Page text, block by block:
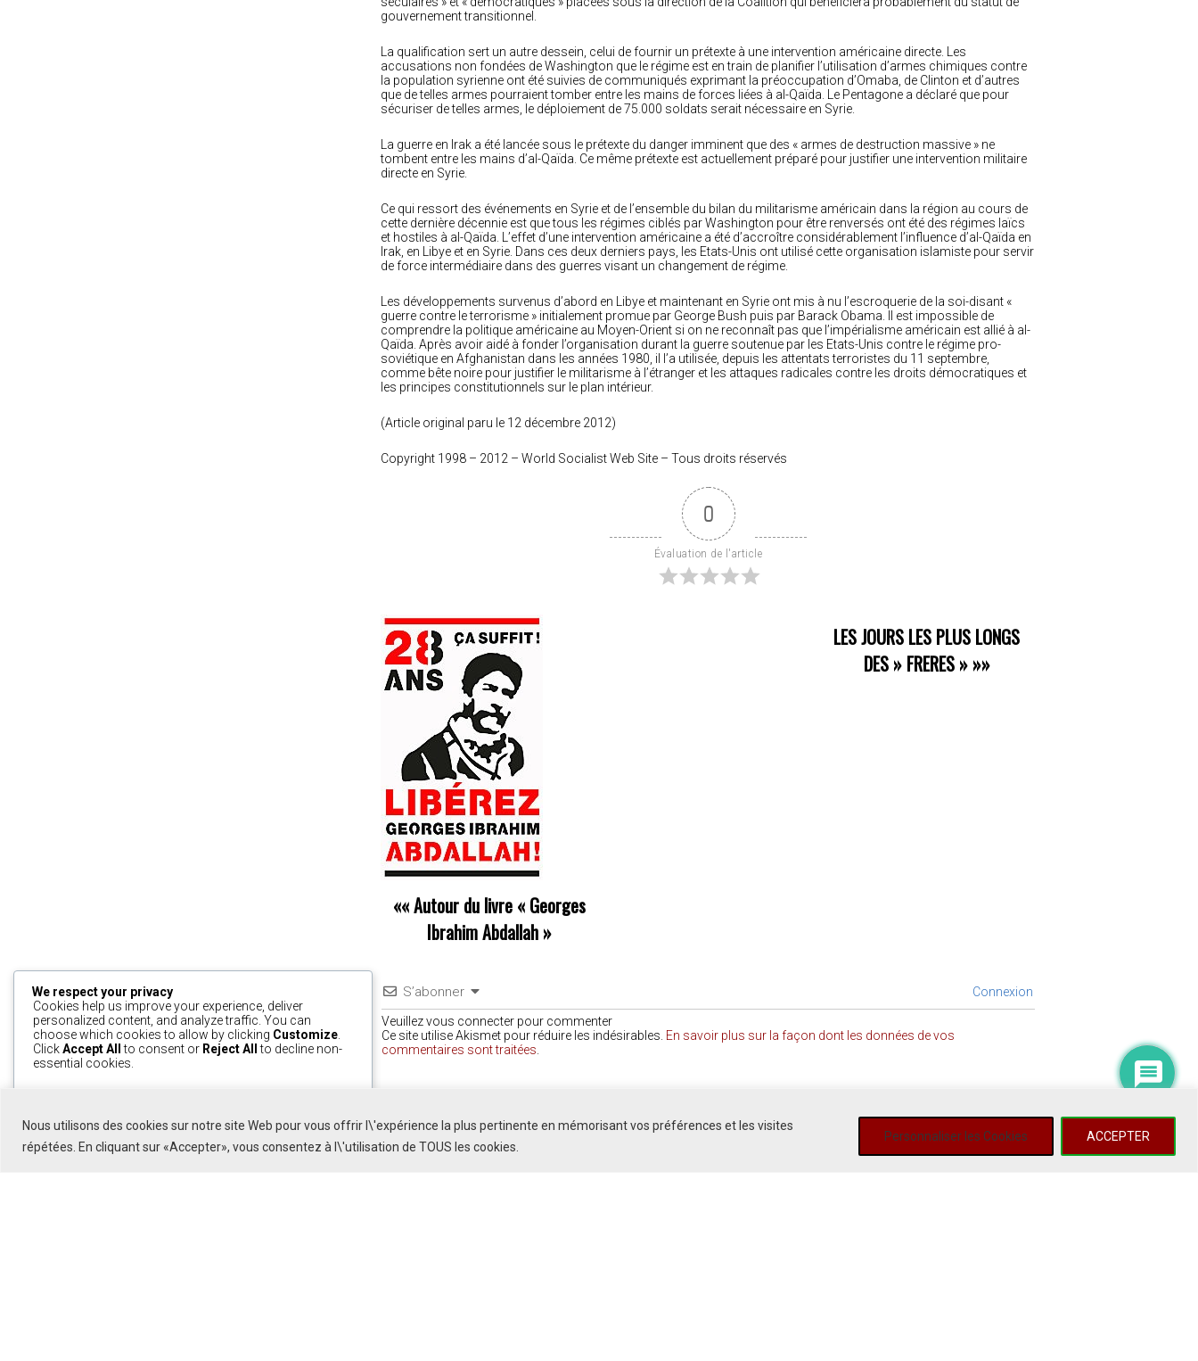
Nous utilisons des cookies sur notre site Web pour vous offrir l\'expérience la plus pertinente en mémorisant vos préférences et les visites
répétées. En cliquant sur «Accepter», vous consentez à l\'utilisation de TOUS les cookies.
Personnaliser les Cookies ACCEPTER
gouvernement transitionnel.
La qualification sert un autre dessein, celui de fournir un prétexte à une intervention américaine directe. Les
accusations non fondées de Washington que le régime est en train de planifier l’utilisation d’armes chimiques contre
la population syrienne ont été suivies de communiqués exprimant la préoccupation d’Omaba, de Clinton et d’autres
que de telles armes pourraient tomber entre les mains de forces liées à al-Qaïda. Le Pentagone a déclaré que pour
sécuriser de telles armes, le déploiement de 75.000 soldats serait nécessaire en Syrie.
La guerre en Irak a été lancée sous le prétexte du danger imminent que des « armes de destruction massive » ne
tombent entre les mains d’al-Qaïda. Ce même prétexte est actuellement préparé pour justifier une intervention militaire
directe en Syrie.
Ce qui ressort des événements en Syrie et de l’ensemble du bilan du militarisme américain dans la région au cours de
cette dernière décennie est que tous les régimes ciblés par Washington pour être renversés ont été des régimes laïcs
et hostiles à al-Qaïda. L’effet d’une intervention américaine a été d’accroître considérablement l’influence d’al-Qaïda en
Irak, en Libye et en Syrie. Dans ces deux derniers pays, les Etats-Unis ont utilisé cette organisation islamiste pour servir
de force intermédiaire dans des guerres visant un changement de régime.
Les développements survenus d’abord en Libye et maintenant en Syrie ont mis à nu l’escroquerie de la soi-disant «
guerre contre le terrorisme » initialement promue par George Bush puis par Barack Obama. Il est impossible de
comprendre la politique américaine au Moyen-Orient si on ne reconnaît pas que l’impérialisme américain est allié à al-
Qaïda. Après avoir aidé à fonder l’organisation durant la guerre soutenue par les Etats-Unis contre le régime pro-
soviétique en Afghanistan dans les années 1980, il l’a utilisée, depuis les attentats terroristes du 11 septembre,
comme bête noire pour justifier le militarisme à l’étranger et les attaques radicales contre les droits démocratiques et
les principes constitutionnels sur le plan intérieur.
(Article original paru le 12 décembre 2012)
Copyright 1998 – 2012 – World Socialist Web Site – Tous droits réservés
0
Évaluation de l'article
««Autour du livre « Georges
Ibrahim Abdallah »
LES JOURS LES PLUS LONGS
DES » FRERES »»»
S’abonner Connexion
Veuillez vous connecter pour commenter
Ce site utilise Akismet pour réduire les indésirables. En savoir plus sur la façon dont les données de vos
commentaires sont traitées
We respect your privacy
Cookies help us improve your experience, deliver
personalized content, and analyze traffic. You can
choose which cookies to allow by clicking Customize
ClickAccept All to consent or Reject All
to decline non-
essential cookies.
Powered by